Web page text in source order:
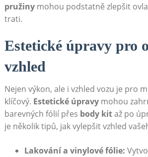
pružinymohou podstatně zlepšit
trati.
Estetické úpravy pro
vzhled
Nejen výkon, ale i vzhled vozu je pro
klíčový. Estetické úpravymohou
barevných fólií přes body kitaž po
je několik tipů, jak vylepšit vzhled
Lakování a vinylové fólie: